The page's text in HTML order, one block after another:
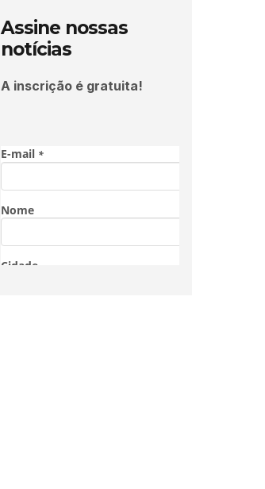
Assine nossas
notícias
A inscrição é gratuita!